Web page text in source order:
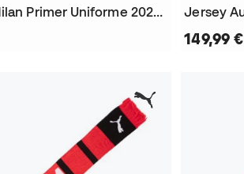
Jersey AC Milan Primer Uniforme 2026-2027 Niño
149,99 €